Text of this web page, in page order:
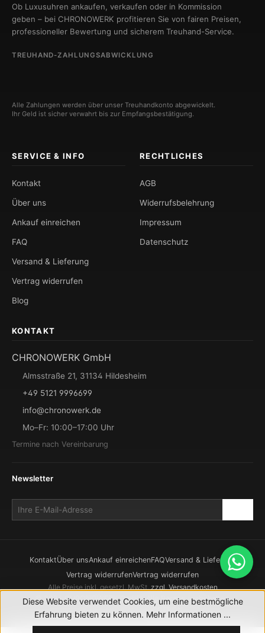
Ob Luxusuhren ankaufen, verkaufen oder in Kommission
geben – bei CHRONOWERK profitieren Sie von fairen Preisen,
professioneller Bewertung und sicherem Treuhand-Service.
TREUHAND-ZAHLUNGSABWICKLUNG
Alle Zahlungen werden über unser Treuhandkonto abgewickelt.
Ihr Geld ist sicher verwahrt bis zur Empfangsbestätigung.
SERVICE & INFO
Kontakt
Über uns
Ankauf einreichen
FAQ
Versand & Lieferung
Vertrag widerrufen
Blog
RECHTLICHES
AGB
Widerrufsbelehrung
Impressum
Datenschutz
KONTAKT
CHRONOWERK GmbH
Almsstraße 21, 31134 Hildesheim
+49 5121 9996699
info@chronowerk.de
Mo–Fr: 10:00–17:00 Uhr
Termine nach Vereinbarung
Newsletter
KontaktÜber unsAnkauf einreichenFAQVersand & Lieferung
Vertrag widerrufenVertrag widerrufen
Alle Preise inkl. gesetzl. MwSt.zzgl. Versandkosten
© 2026 CHRONOWERK GmbH. Alle Rechte vorbehalten.
Realisierung durch XICTRON
Diese Website verwendet Cookies, um eine bestmögliche
Erfahrung bieten zu können. Mehr Informationen ...